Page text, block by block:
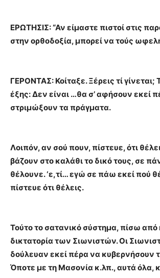
ΕΡΩΤΗΣΙΣ: “Αν είμαστε πιστοί στις
στην ορθοδοξία, μπορεί να τούς
ΓΕΡΟΝΤΑΣ: Κοίταξε. Ξέρεις τί γίνεται;
έξης: Δεν είναι …θα σ’ αφήσουν εκεί
στριμώξουν τα πράγματα.
Λοιπόν, αν σού πουν, πίστευε, ότι
βάζουν στο καλάθι το δικό τους, σε
θέλουνε. ‘ε,τί… εγώ σε πάω εκεί πού
πίστευε ότι θέλεις.
Τούτο το σατανικό σύστημα, πίσω από
δικτατορία των Σιωνιστών. Οι
δούλευαν εκεί πέρα να κυβερνήσουν
Όποτε με τη Μασονία κ.λπ., αυτά όλα,